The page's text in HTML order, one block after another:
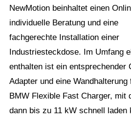
NewMotion beinhaltet einen
individuelle Beratung und eine
fachgerechte Installation einer
Industriesteckdose. Im Umfang
enthalten ist ein entsprechender
Adapter und eine Wandhalterung
BMW Flexible Fast Charger, mit
dann bis zu 11 kW schnell laden